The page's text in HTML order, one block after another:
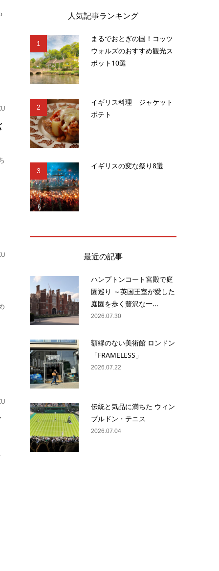
人気記事ランキング
1
まるでおとぎの国！コッツ
ウォルズのおすすめ観光ス
ポット10選
2
イギリス料理 ジャケット
ポテト
3
イギリスの変な祭り8選
最近の記事
ハンプトンコート宮殿で庭
園巡り ～英国王室が愛した
庭園を歩く贅沢な一...
2026.07.30
額縁のない美術館 ロンドン
「FRAMELESS」
2026.07.22
伝統と気品に満ちた ウィン
ブルドン・テニス
2026.07.04